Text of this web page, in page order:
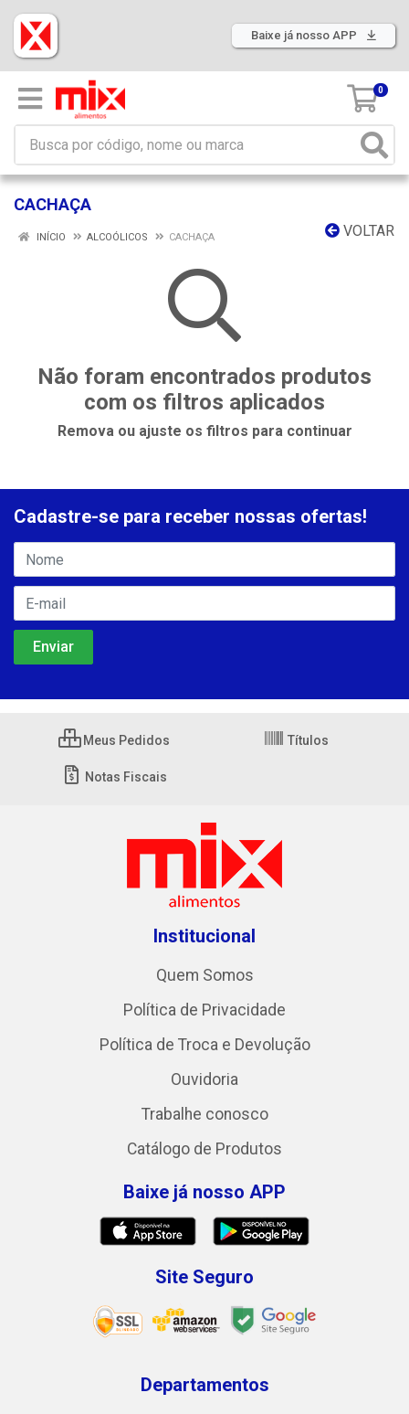
Baixe já nosso APP
0
CACHAÇA
VOLTAR
INÍCIO ALCOÓLICOS CACHAÇA
Não foram encontrados produtos
com os filtros aplicados
Remova ou ajuste os filtros para continuar
Cadastre-se para receber nossas ofertas!
Meus Pedidos Títulos
Notas Fiscais
Institucional
Quem Somos
Política de Privacidade
Política de Troca e Devolução
Ouvidoria
Trabalhe conosco
Catálogo de Produtos
Baixe já nosso APP
Site Seguro
Departamentos